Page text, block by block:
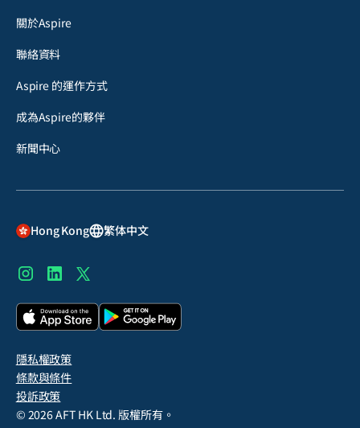
關於Aspire
聯絡資料
Aspire 的運作方式
成為Aspire的夥伴
新聞中心
Hong Kong 繁体中文
隱私權政策
條款與條件
投訴政策
© 2026AFT HK Ltd. 版權所有。